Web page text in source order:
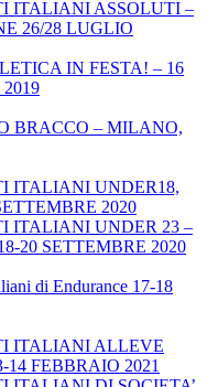
ITALIANI ASSOLUTI –
26/28 LUGLIO
IN FESTA! – 16
BRACCO – MILANO,
ITALIANI UNDER18,
2020
ITALIANI UNDER 23 –
20 SETTEMBRE 2020
di Endurance 17-18
ITALIANI ALLEVE
14 FEBBRAIO 2021